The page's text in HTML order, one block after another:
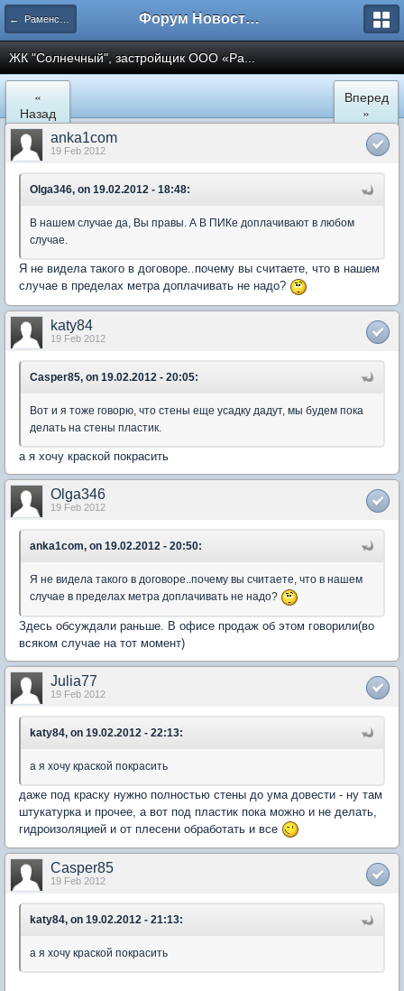
← Раменское Форум Новостройки
ЖК "Солнечный", застройщик ООО «Ра...
«
Назад
Вперед
»
anka1com
19 Feb 2012
Olga346, on 19.02.2012 - 18:48:
В нашем случае да, Вы правы. А В ПИКе доплачивают в любом
случае.
Я не видела такого в договоре..почему вы считаете, что в нашем
случае в пределах метра доплачивать не надо?
katy84
19 Feb 2012
Casper85, on 19.02.2012 - 20:05:
Вот и я тоже говорю, что стены еще усадку дадут, мы будем пока
делать на стены пластик.
а я хочу краской покрасить
Olga346
19 Feb 2012
anka1com, on 19.02.2012 - 20:50:
Я не видела такого в договоре..почему вы считаете, что в нашем
случае в пределах метра доплачивать не надо?
Здесь обсуждали раньше. В офисе продаж об этом говорили(во
всяком случае на тот момент)
Julia77
19 Feb 2012
katy84, on 19.02.2012 - 22:13:
а я хочу краской покрасить
даже под краску нужно полностью стены до ума довести - ну там
штукатурка и прочее, а вот под пластик пока можно и не делать,
гидроизоляцией и от плесени обработать и все
Casper85
19 Feb 2012
katy84, on 19.02.2012 - 21:13:
а я хочу краской покрасить